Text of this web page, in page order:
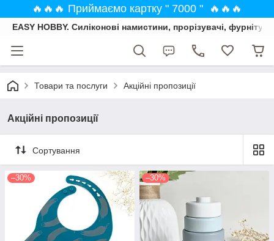
🔥🔥🔥 Приймаємо картку " 7000 " 🔥🔥🔥
EASY HOBBY. Силіконові намистини, прорізувачі,
Товари та послуги Акційні пропозиції
Акційні пропозиції
Сортування
–30% –30%